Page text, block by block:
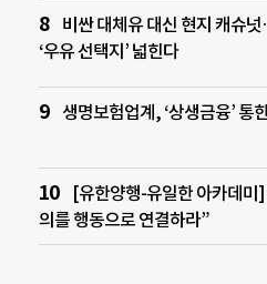
비싼 대체유 대신 현지 캐슈
‘우유 선택지’ 넓힌다
생명보험업계, ‘상생금융’ 통
[유한양행-유일한 아카데미
의를 행동으로 연결하라”